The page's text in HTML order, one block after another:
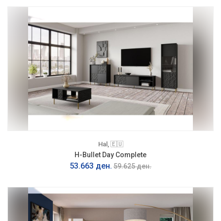
Hal, 🇪🇺
H-Bullet Day Complete
53.663 ден. 59.625 ден.